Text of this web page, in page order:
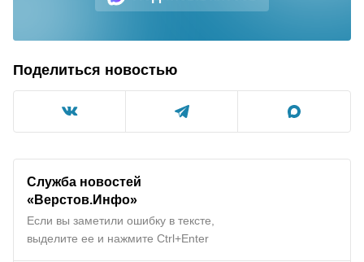
Поделиться новостью
Служба новостей
«Верстов.Инфо»
Если вы заметили ошибку в тексте,
выделите ее и нажмите Ctrl+Enter